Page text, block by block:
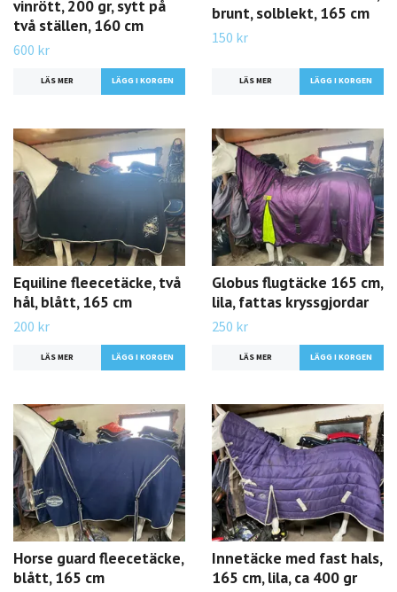
vinrött, 200 gr, sytt på
två ställen, 160 cm
600 kr
LÄS MER
brunt, solblekt, 165 cm
150 kr
LÄS MER
Equiline fleecetäcke, två
hål, blått, 165 cm
200 kr
LÄS MER
Globus flugtäcke 165 cm,
lila, fattas kryssgjordar
250 kr
LÄS MER
Horse guard fleecetäcke,
blått, 165 cm
Innetäcke med fast hals,
165 cm, lila, ca 400 gr